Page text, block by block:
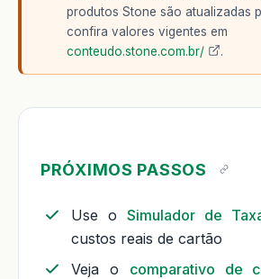
produtos Stone são atualizadas
confira valores vigentes em
conteudo.stone.com.br/
.
PRÓXIMOS PASSOS
Use o Simulador de
custos reais de cartão
Veja o comparativo de